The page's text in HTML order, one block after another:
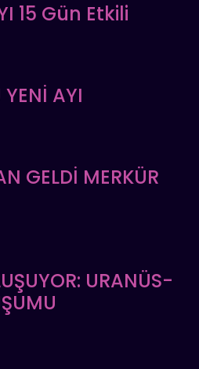
15 Gün Etkili
AYI
GELDİ MERKÜR
URANÜS-